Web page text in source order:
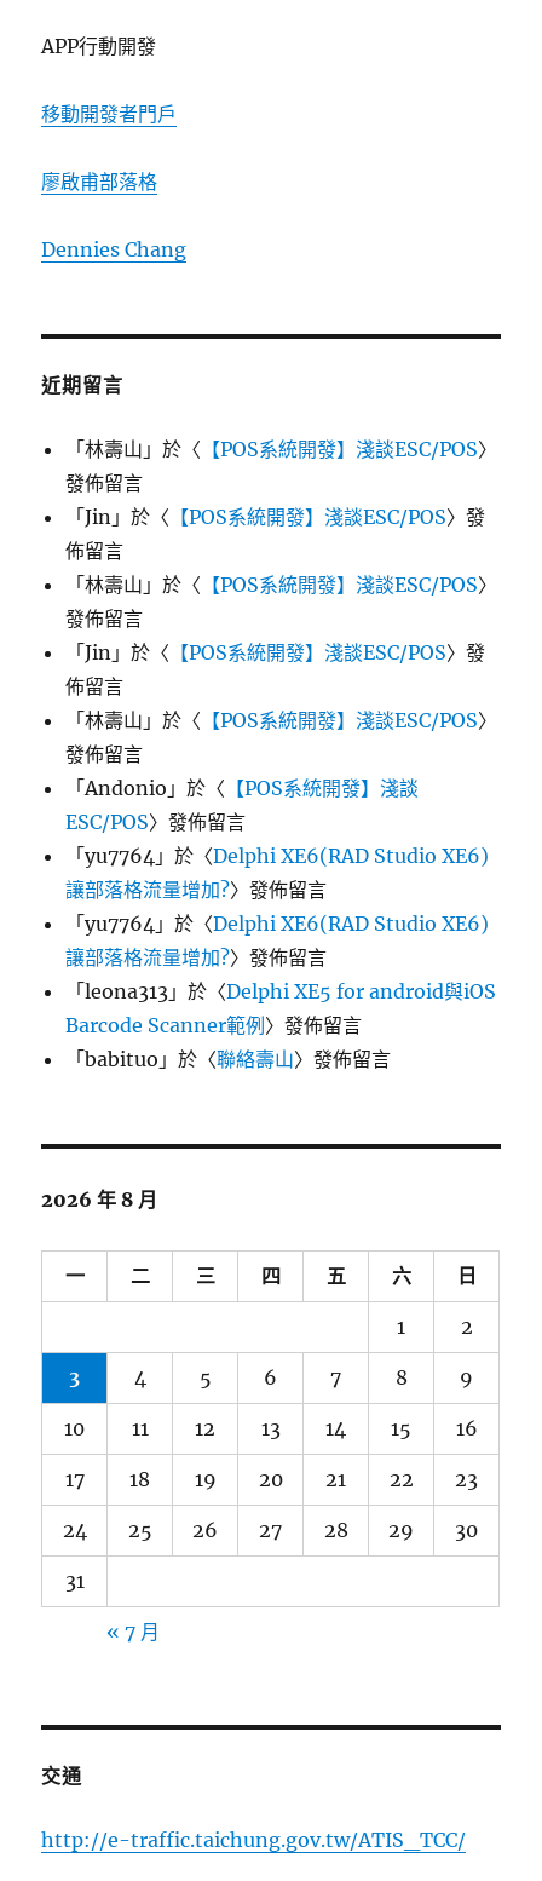
APP行動開發
移動開發者門戶
廖啟甫部落格
Dennies Chang
近期留言
「林壽山 」於〈 【POS系統開發】淺談ESC/POS〉
發佈留言
「Jin 」於〈 【POS系統開發】淺談ESC/POS〉發
佈留言
「林壽山 」於〈 【POS系統開發】淺談ESC/POS〉
發佈留言
「Jin 」於〈 【POS系統開發】淺談ESC/POS〉發
佈留言
「林壽山 」於〈 【POS系統開發】淺談ESC/POS〉
發佈留言
「Andonio 」於〈 【POS系統開發】淺談
ESC/POS〉發佈留言
「yu7764 」於〈Delphi XE6(RAD Studio XE6)
讓部落格流量增加?〉發佈留言
「yu7764 」於〈Delphi XE6(RAD Studio XE6)
讓部落格流量增加?〉發佈留言
「leona313 」於〈Delphi XE5 for android與iOS
Barcode Scanner範例 〉發佈留言
「babituo 」於〈聯絡壽山〉發佈留言
2026 年 8 月
一 二 三 四 五 六 日
1 2
3 4 5 6 7 8 9
10 11 12 13 14 15 16
17 18 19 20 21 22 23
24 25 26 27 28 29 30
31
« 7 月
交通
http://e-traffic.taichung.gov.tw/ATIS_TCC/